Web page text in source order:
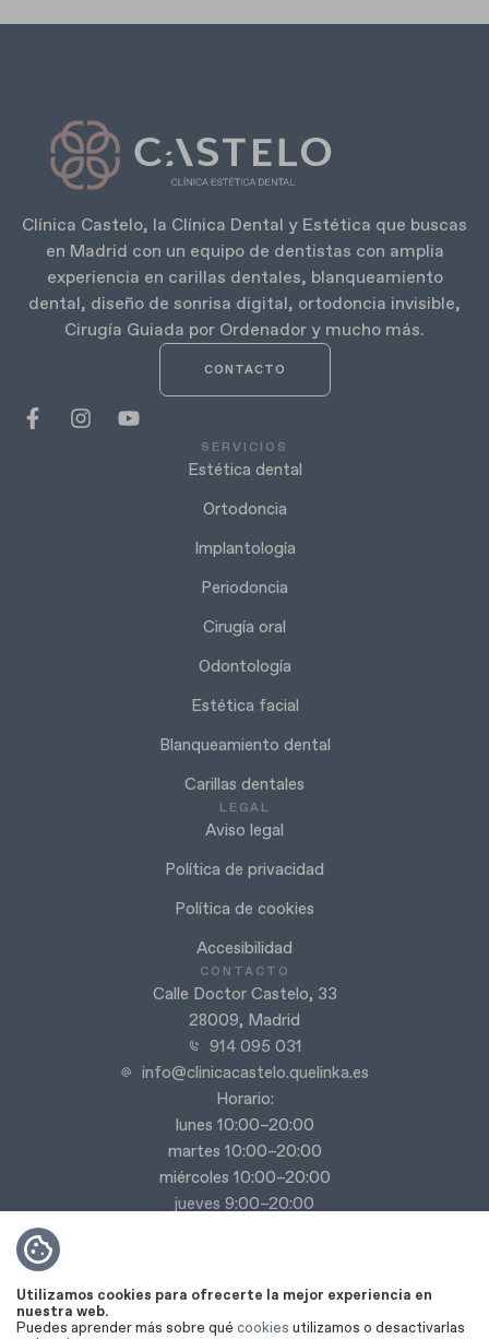
Clínica Castelo, la Clínica Dental y Estética que buscas
en Madrid con un equipo de dentistas con amplia
experiencia en carillas dentales, blanqueamiento
dental, diseño de sonrisa digital, ortodoncia invisible,
Cirugía Guiada por Ordenador y mucho más.
CONTACTO
SERVICIOS
Estética dental
Ortodoncia
Implantología
Periodoncia
Cirugía oral
Odontología
Estética facial
Blanqueamiento dental
Carillas dentales
LEGAL
Aviso legal
Política de privacidad
Política de cookies
Accesibilidad
CONTACTO
Calle Doctor Castelo, 33
28009, Madrid
914 095 031
info@clinicacastelo.quelinka.es
Horario:
lunes 10:00–20:00
martes 10:00–20:00
miércoles 10:00–20:00
jueves 9:00–20:00
Utilizamos cookies para ofrecerte la mejor experiencia en
nuestra web.
Puedes aprender más sobre qué cookies utilizamos o desactivarlas